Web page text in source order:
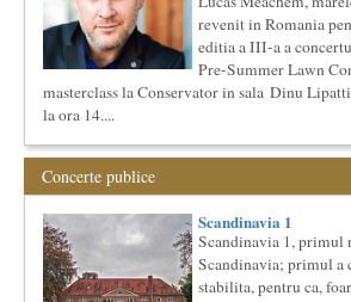
muzicala de nivel academic, in parteneriat cu
Natio...
Masterclass vocal cu Lucas Meachem,
Lucas Meachem, marele bariton american,
pentru a lua parte la editia a III-a a concertului
Metropolita...
Cursul de Sociologie
Societatea Muzicala organizeaza un curs de
parteneriat cu Facultatea de Sociologie si
Univ...
Cursul de Literatura universala: Marile
umanitatii
Societatea Muzicala organizeaza un curs de
revenit in Romania
editia a III-a a
Pre-Summer Lawn
masterclass la Conservator in sala Dinu
la ora 14....
Concerte publice
Scandinavia 1
Scandinavia 1, primul
Scandinavia; primul a
stabilita, pentru ca,